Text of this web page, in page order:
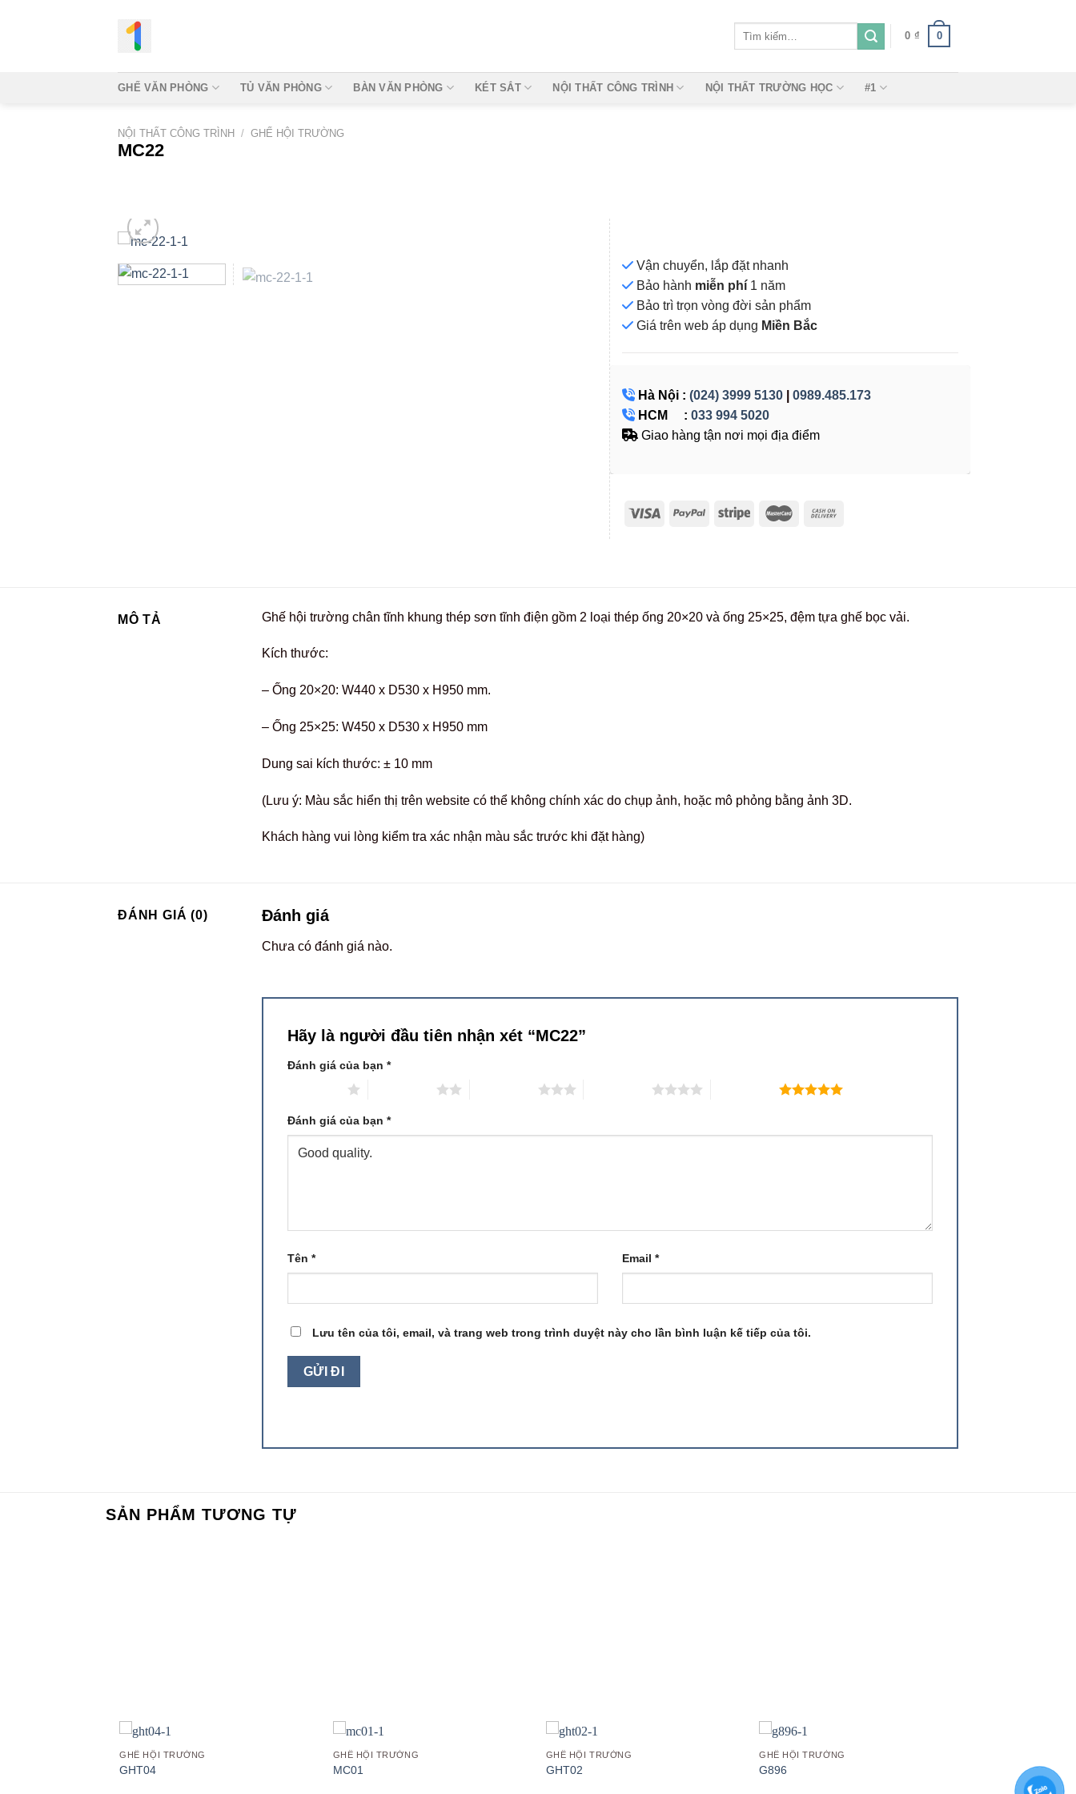
0 ₫ 0
GHẾ VĂN PHÒNG TỦ VĂN PHÒNG BÀN VĂN PHÒNG KÉT SẮT NỘI THẤT CÔNG TRÌNH NỘI THẤT TRƯỜNG HỌC #1
NỘI THẤT CÔNG TRÌNH / GHẾ HỘI TRƯỜNG
MC22
Vận chuyển, lắp đặt nhanh
Bảo hành miễn phí 1 năm
Bảo trì trọn vòng đời sản phẩm
Giá trên web áp dụng Miền Bắc
Hà Nội : (024) 3999 5130
0989.485.173
HCM : 033 994 5020
Giao hàng tận nơi mọi địa điểm
MÔ TẢ Ghế hội trường chân tĩnh khung thép sơn tĩnh điện gồm 2 loại thép ống 20×20 và ống 25×25, đệm tựa ghế bọc vải.
Kích thước:
– Ống 20×20: W440 x D530 x H950 mm.
– Ống 25×25: W450 x D530 x H950 mm
Dung sai kích thước: ± 10 mm
(Lưu ý: Màu sắc hiển thị trên website có thể không chính xác do chụp ảnh, hoặc mô phỏng bằng ảnh 3D.
Khách hàng vui lòng kiểm tra xác nhận màu sắc trước khi đặt hàng)
ĐÁNH GIÁ (0) Đánh giá
Chưa có đánh giá nào.
Hãy là người đầu tiên nhận xét “MC22”
Đánh giá của bạn *
5 trên 5 sao
Đánh giá của bạn *
Tên * Email *
Lưu tên của tôi, email, và trang web trong trình duyệt này cho lần bình luận kế tiếp của tôi.
SẢN PHẨM TƯƠNG TỰ
GHẾ HỘI TRƯỜNG
GHT04
GHẾ HỘI TRƯỜNG
MC01
GHẾ HỘI TRƯỜNG
GHT02
GHẾ HỘI TRƯỜNG
G896